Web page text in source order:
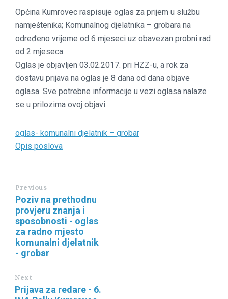
Općina Kumrovec raspisuje oglas za prijem u službu
namještenika; Komunalnog djelatnika – grobara na
određeno vrijeme od 6 mjeseci uz obavezan probni rad
od 2 mjeseca.
Oglas je objavljen 03.02.2017. pri HZZ-u, a rok za
dostavu prijava na oglas je 8 dana od dana objave
oglasa. Sve potrebne informacije u vezi oglasa nalaze
se u prilozima ovoj objavi.
oglas- komunalni djelatnik – grobar
Opis poslova
Previous
Poziv na prethodnu
provjeru znanja i
sposobnosti - oglas
za radno mjesto
komunalni djelatnik
- grobar
Next
Prijava za redare - 6.